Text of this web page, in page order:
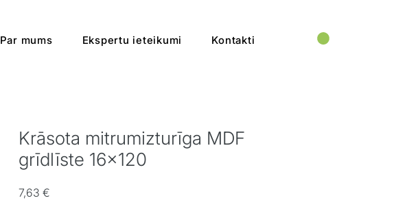
Par mums Ekspertu ieteikumi Kontakti
Krāsota mitrumizturīga MDF
grīdlīste 16x120
7,63 €